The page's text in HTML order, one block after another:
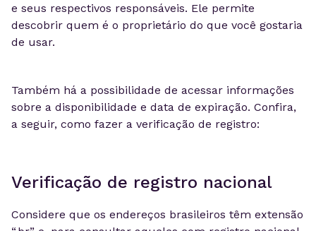
e seus respectivos responsáveis. Ele permite
descobrir quem é o proprietário do que você gostaria
de usar.
Também há a possibilidade de acessar informações
sobre a disponibilidade e data de expiração. Confira,
a seguir, como fazer a verificação de registro:
Verificação de registro nacional
Considere que os endereços brasileiros têm extensão